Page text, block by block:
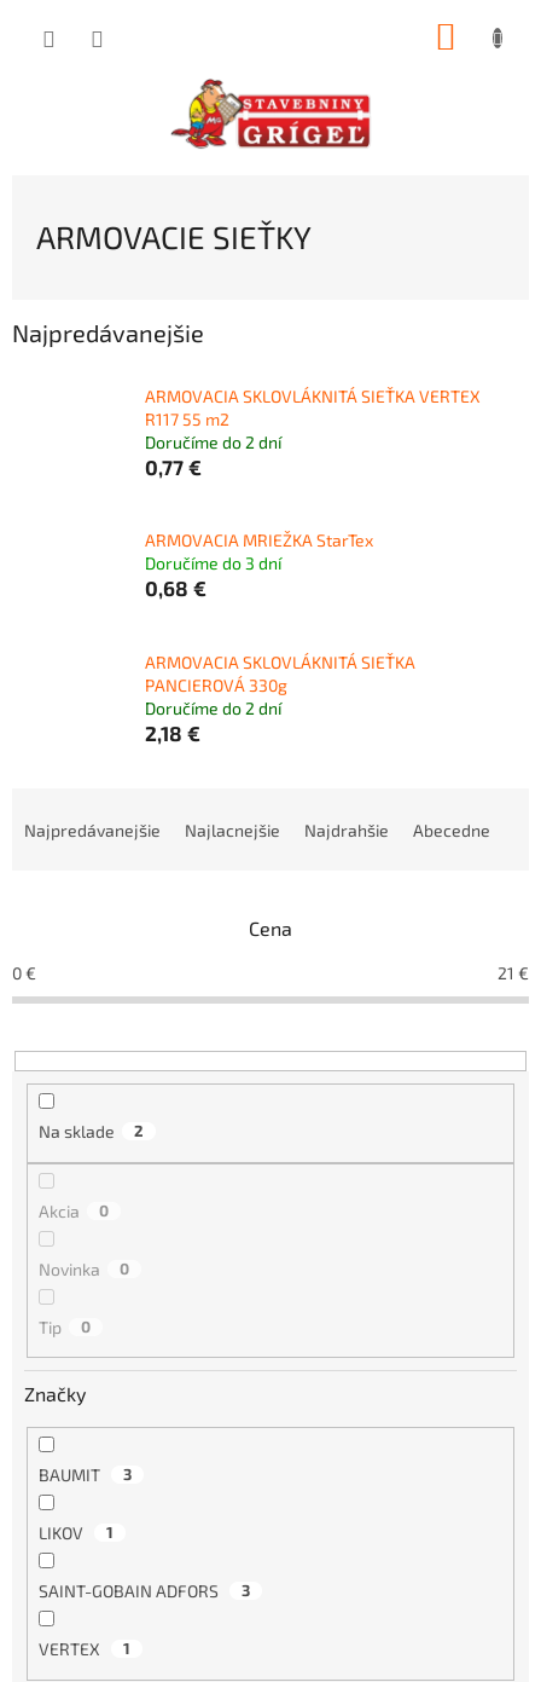
ARMOVACIE SIEŤKY
Najpredávanejšie
ARMOVACIA SKLOVLÁKNITÁ SIEŤKA VERTEX
R117 55 m2
Doručíme do 2 dní
0,77 €
ARMOVACIA MRIEŽKA StarTex
Doručíme do 3 dní
0,68 €
ARMOVACIA SKLOVLÁKNITÁ SIEŤKA
PANCIEROVÁ 330g
Doručíme do 2 dní
2,18 €
e
p
r
d
Najpredávanejšie Najlacnejšie Najdrahšie Abecedne
Cena
0€ 21 €
Na sklade 2
Akcia 0
Novinka 0
Tip 0
Značky
BAUMIT 3
LIKOV 1
SAINT-GOBAIN ADFORS 3
VERTEX 1